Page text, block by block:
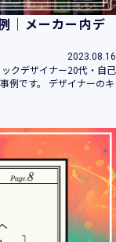
ながら、その継
こに宣言致しま
・利用及び提供
範囲を超えた個
めの措置を講じ
定める指針その
リスクに対して
、体制を構築
一の際には速や
に対しては、迅
｜メーカー内デ
2023.08.16
クデザイナー20代・自己
例です。 デザイナーのキ